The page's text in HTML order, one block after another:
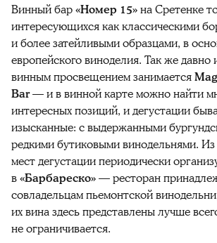
Винный бар«Номер 15»на Сретенке
интересующихся как классическими
и более затейливыми образцами, в
европейского виноделия. Так же
винным просвещением занимается
Bar— и в винной карте можно найти
интересных позиций, и дегустации
изысканные: с выдержанными
редкими бутиковыми винодельнями.
мест дегустации периодически
в«Барбареско»— ресторан
совладельцам пьемонтской
их вина здесь представлены лучше
не ограничивается.